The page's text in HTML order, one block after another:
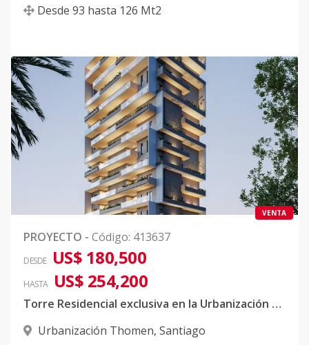
Desde 93 hasta 126 Mt2
VENTA
PROYECTO - Código: 413637
DESDE US$ 180,500
HASTA US$ 254,200
Torre Residencial exclusiva en la Urbanización Thomen
Urbanización Thomen, Santiago